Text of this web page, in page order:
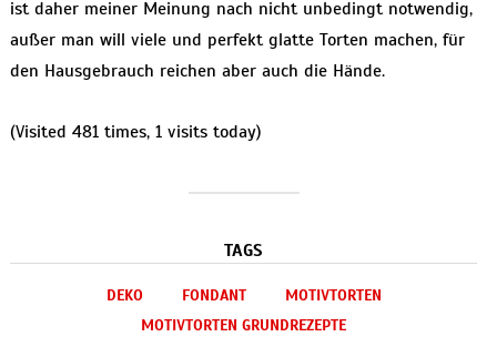
ist daher meiner Meinung nach nicht unbedingt notwendig,
außer man will viele und perfekt glatte Torten machen, für
den Hausgebrauch reichen aber auch die Hände.
(Visited 481 times, 1 visits today)
TAGS
DEKO FONDANT
MOTIVTORTEN
MOTIVTORTEN GRUNDREZEPTE